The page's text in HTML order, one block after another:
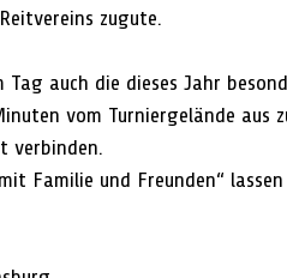
zugute.
auch die dieses Jahr
vom Turniergelände aus
verbinden.
Familie und Freunden“